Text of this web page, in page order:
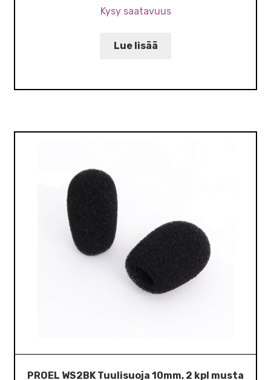
Kysy saatavuus
Lue lisää
PROEL WS2BK Tuulisuoja 10mm, 2 kpl musta